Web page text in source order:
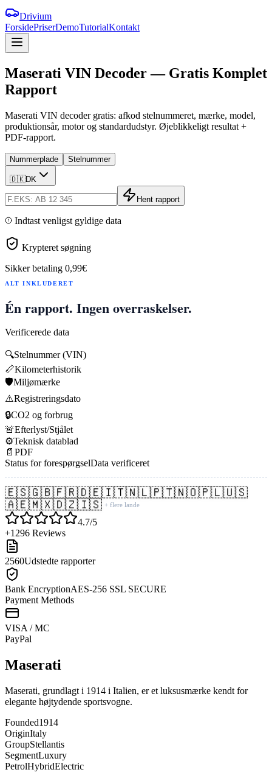
Drivium
ForsidePriserDemoTutorialKontakt
Maserati VIN Decoder— Gratis Komplet
Rapport
Maserati VIN decoder gratis: afkod stelnummeret, mærke, model,
produktionsår, motor og standardudstyr. Øjeblikkeligt resultat +
PDF-rapport.
Nummerplade Stelnummer
🇩🇰DK
Hent rapport
Indtast venligst gyldige data
Krypteret søgning
Sikker betaling 0,99€
ALT INKLUDERET
Én rapport. Ingen overraskelser.
Verificerede data
🔍Stelnummer (VIN)
📏Kilometerhistorik
🛡️Miljømærke
⚠️Registreringsdato
🔒CO2 og forbrug
🚨Efterlyst/Stjålet
⚙️Teknisk datablad
📄 PDF
Status for forespørgselData verificeret
🇪🇸🇬🇧🇫🇷🇩🇪🇮🇹🇳🇱🇵🇹🇳🇴🇵🇱🇺🇸
🇦🇪🇲🇽🇩🇿🇮🇸 + flere lande
4.7/5
+1296 Reviews
2560Udstedte rapporter
Bank EncryptionAES-256 SSL SECURE
Payment Methods
VISA / MC
PayPal
Maserati
Maserati, grundlagt i 1914 i Italien, er et luksusmærke kendt for
elegante højtydende sportsvogne.
Founded1914
OriginItaly
GroupStellantis
SegmentLuxury
PetrolHybridElectric